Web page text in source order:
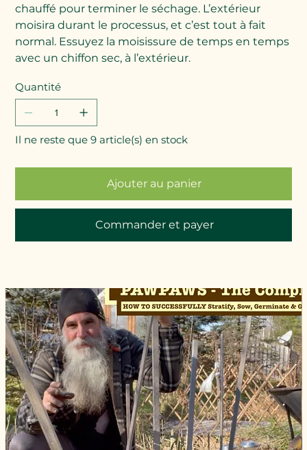
chauffé pour terminer le séchage. L’extérieur
moisira durant le processus, et c’est tout à fait
normal. Essuyez la moisissure de temps en temps
avec un chiffon sec, à l’extérieur.
Quantité
Il ne reste que 9 article(s) en stock
Ajouter au panier
Commander et payer